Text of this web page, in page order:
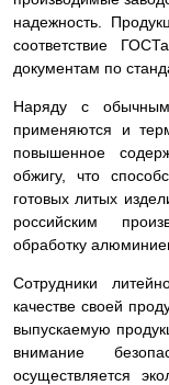
надежность.
соответствие
документам по
Наряду с
применяются и
повышенное
обжигу, что
готовых литых
российским
обработку
Сотрудники
качестве своей
выпускаемую
внимание
осуществляется